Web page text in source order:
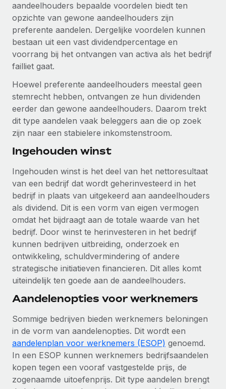
Het blijft de missie van Remote om alle soorten bedrijven
te helpen bij het aannemen, beheren en...
Meer informatie
beheert met Remote
Phiture, een toonaangevende leider in de wereldwijde
mobiele groeiadviessector, zet zich sinds 2016...
Meer informatie
aandeelhouders bepaalde voordelen biedt ten
opzichte van gewone aandeelhouders zijn
preferente aandelen. Dergelijke voordelen kunnen
bestaan uit een vast dividendpercentage en
voorrang bij het ontvangen van activa als het bedrijf
failliet gaat.
Hoewel preferente aandeelhouders meestal geen
stemrecht hebben, ontvangen ze hun dividenden
eerder dan gewone aandeelhouders. Daarom trekt
dit type aandelen vaak beleggers aan die op zoek
zijn naar een stabielere inkomstenstroom.
Ingehouden winst
Ingehouden winst is het deel van het nettoresultaat
van een bedrijf dat wordt geherinvesteerd in het
bedrijf in plaats van uitgekeerd aan aandeelhouders
als dividend. Dit is een vorm van eigen vermogen
omdat het bijdraagt aan de totale waarde van het
bedrijf. Door winst te herinvesteren in het bedrijf
kunnen bedrijven uitbreiding, onderzoek en
ontwikkeling, schuldvermindering of andere
strategische initiatieven financieren. Dit alles komt
uiteindelijk ten goede aan de aandeelhouders.
Aandelenopties voor werknemers
Sommige bedrijven bieden werknemers beloningen
in de vorm van aandelenopties. Dit wordt een
aandelenplan voor werknemers (ESOP) genoemd.
In een ESOP kunnen werknemers bedrijfsaandelen
kopen tegen een vooraf vastgestelde prijs, de
zogenaamde uitoefenprijs. Dit type aandelen brengt